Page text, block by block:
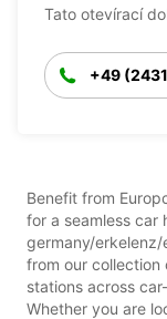
Tato otevírací
+49
Benefit from
for a seamless car
germany/
from our collection
stations across
Whether you are